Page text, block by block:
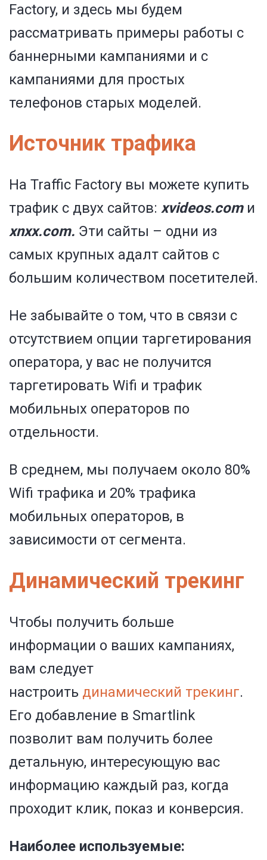
Factory, и здесь мы будем
рассматривать примеры работы с
баннерными кампаниями и с
кампаниями для простых
телефонов старых моделей.
Источник трафика
На Traffic Factory вы можете купить
трафик с двух сайтов: xvideos.comи
xnxx.com. Эти сайты – одни из
самых крупных адалт сайтов с
большим количеством посетителей.
Не забывайте о том, что в связи с
отсутствием опции таргетирования
оператора, у вас не получится
таргетировать Wifi и трафик
мобильных операторов по
отдельности.
В среднем, мы получаем около 80%
Wifi трафика и 20% трафика
мобильных операторов, в
зависимости от сегмента.
Динамический трекинг
Чтобы получить больше
информации о ваших кампаниях,
вам следует
настроить динамический трекинг.
Его добавление в Smartlink
позволит вам получить более
детальную, интересующую вас
информацию каждый раз, когда
проходит клик, показ и конверсия.
Наиболее используемые: